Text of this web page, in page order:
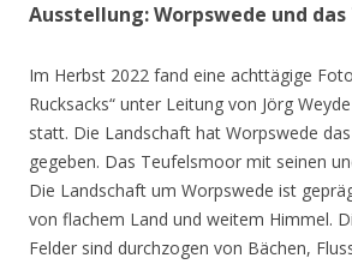
Ausstellung: Worpswede und
Im Herbst 2022 fand eine achttägige
Rucksacks“ unter Leitung von Jörg
statt. Die Landschaft hat Worpswede
gegeben. Das Teufelsmoor mit seinen
Die Landschaft um Worpswede ist
von flachem Land und weitem Himmel.
Felder sind durchzogen von Bächen,